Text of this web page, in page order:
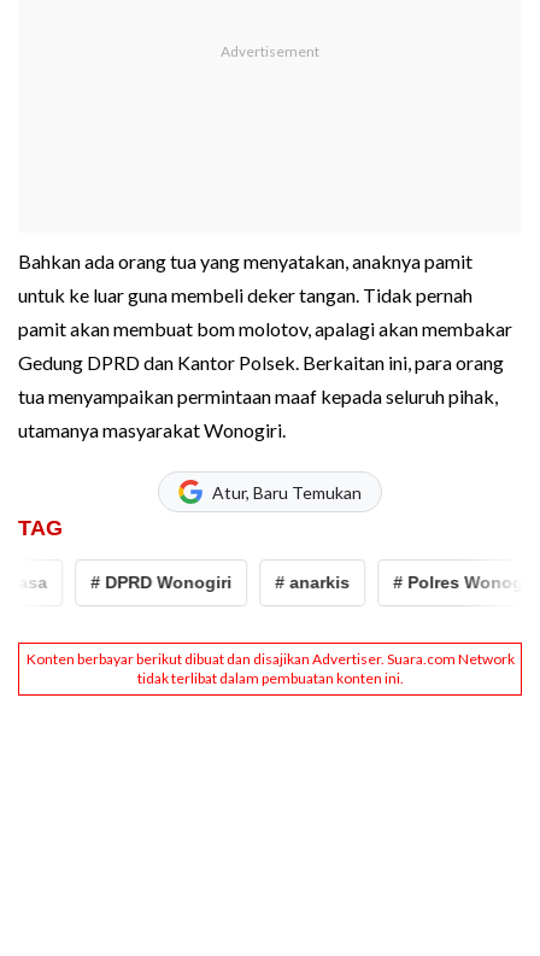
Bahkan ada orang tua yang menyatakan, anaknya pamit
untuk ke luar guna membeli deker tangan. Tidak pernah
pamit akan membuat bom molotov, apalagi akan membakar
Gedung DPRD dan Kantor Polsek. Berkaitan ini, para orang
tua menyampaikan permintaan maaf kepada seluruh pihak,
utamanya masyarakat Wonogiri.
Atur, Baru Temukan
TAG
# DPRD Wonogiri # anarkis # Polres Wonogiri